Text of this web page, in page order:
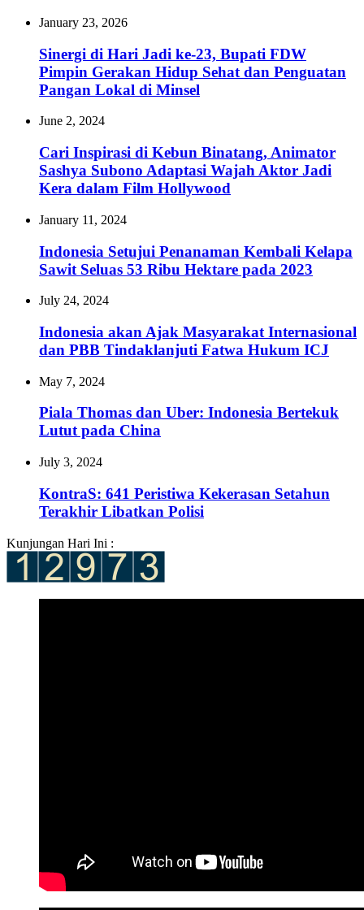
January 23, 2026
Sinergi di Hari Jadi ke-23, Bupati FDW
Pimpin Gerakan Hidup Sehat dan Penguatan
Pangan Lokal di Minsel
June 2, 2024
Cari Inspirasi di Kebun Binatang, Animator
Sashya Subono Adaptasi Wajah Aktor Jadi
Kera dalam Film Hollywood
January 11, 2024
Indonesia Setujui Penanaman Kembali Kelapa
Sawit Seluas 53 Ribu Hektare pada 2023
July 24, 2024
Indonesia akan Ajak Masyarakat Internasional
dan PBB Tindaklanjuti Fatwa Hukum ICJ
May 7, 2024
Piala Thomas dan Uber: Indonesia Bertekuk
Lutut pada China
July 3, 2024
KontraS: 641 Peristiwa Kekerasan Setahun
Terakhir Libatkan Polisi
Kunjungan Hari Ini :